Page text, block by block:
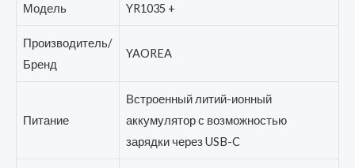
Модель YR1035 +
Производитель/
Бренд
YAOREA
Питание
Встроенный литий-ионный
аккумулятор с возможностью
зарядки через USB-C